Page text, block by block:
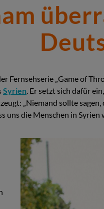
Fernsehserie „Game of
Syrien. Er setzt sich dafür
„Niemand sollte
uns die Menschen in Syrien